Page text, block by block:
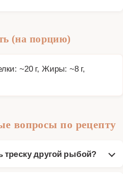
(на порцию)
~20 г, Жиры: ~8 г,
вопросы по рецепту
другой рыбой?